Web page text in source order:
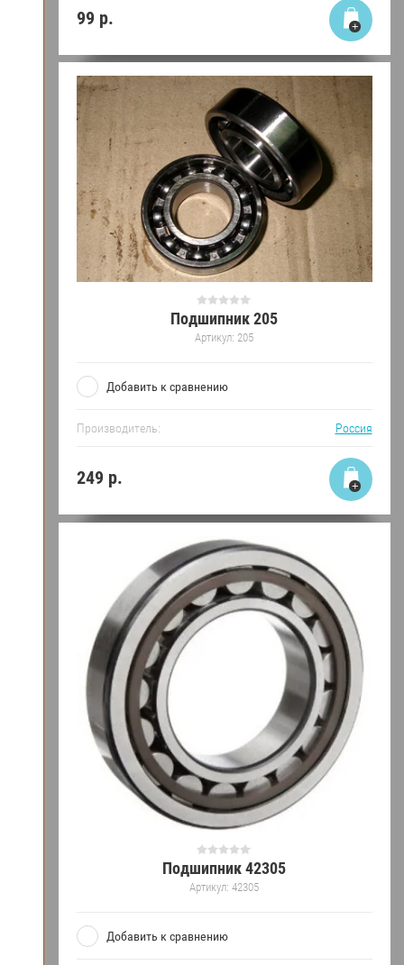
99 р.
Подшипник 205
Артикул: 205
Добавить к сравнению
Производитель: Россия
249 р.
Подшипник 42305
Артикул: 42305
Добавить к сравнению